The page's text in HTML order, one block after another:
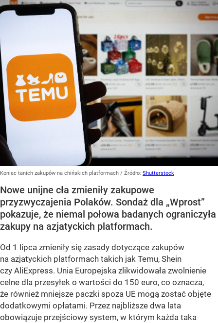
Koniec tanich zakupów na chińskich platformach / Źródło: Shutterstock
Nowe unijne cła zmieniły zakupowe
przyzwyczajenia Polaków. Sondaż dla „Wprost”
pokazuje, że niemal połowa badanych ograniczyła
zakupy na azjatyckich platformach.
Od 1 lipca zmieniły się zasady dotyczące zakupów
na azjatyckich platformach takich jak Temu, Shein
czy AliExpress. Unia Europejska zlikwidowała zwolnienie
celne dla przesyłek o wartości do 150 euro, co oznacza,
że również mniejsze paczki spoza UE mogą zostać objęte
dodatkowymi opłatami. Przez najbliższe dwa lata
obowiązuje przejściowy system, w którym każda taka